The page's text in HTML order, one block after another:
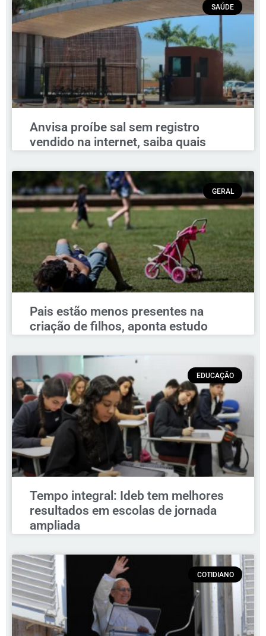
SAÚDE
Anvisa proíbe sal sem registro
vendido na internet, saiba quais
GERAL
Pais estão menos presentes na
criação de filhos, aponta estudo
EDUCAÇÃO
Tempo integral: Ideb tem melhores
resultados em escolas de jornada
ampliada
COTIDIANO